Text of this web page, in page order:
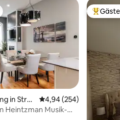
in Strat
Durchschnittliche
4,94 (254)
Heintzman Musik-